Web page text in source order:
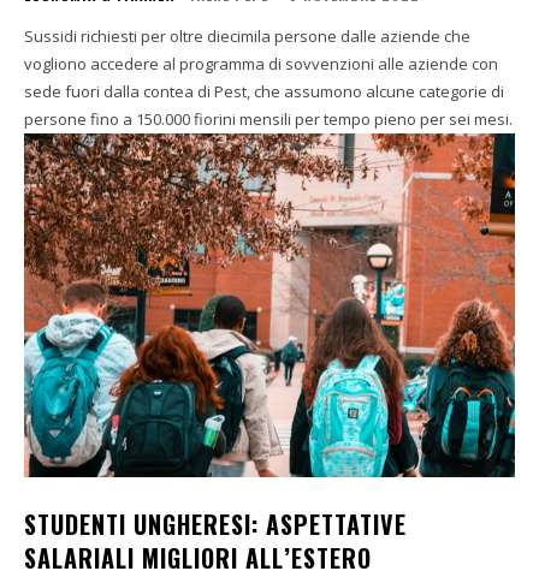
Sussidi richiesti per oltre diecimila persone dalle aziende che
vogliono accedere al programma di sovvenzioni alle aziende con
sede fuori dalla contea di Pest, che assumono alcune categorie di
persone fino a 150.000 fiorini mensili per tempo pieno per sei mesi.
STUDENTI UNGHERESI: ASPETTATIVE
SALARIALI MIGLIORI ALL’ESTERO